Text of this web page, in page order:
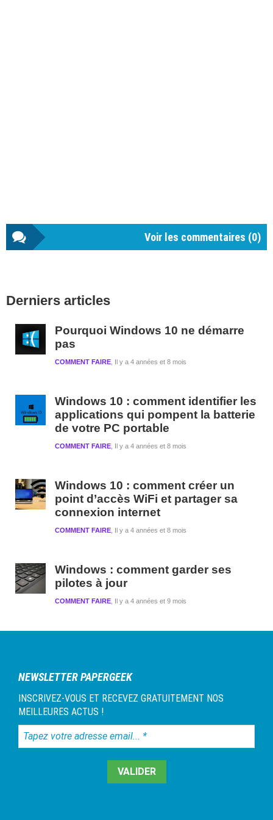
Voir les commentaires (0)
latérale
Derniers articles
Pourquoi Windows 10 ne démarre
pas
Il y a 4 années et 8 mois
COMMENT FAIRE
Windows 10 : comment identifier les
applications qui pompent la batterie
de votre PC portable
Il y a 4 années et 8 mois
COMMENT FAIRE
Windows 10 : comment créer un
point d’accès WiFi et partager sa
connexion internet
Il y a 4 années et 8 mois
COMMENT FAIRE
Windows : comment garder ses
pilotes à jour
Il y a 4 années et 9 mois
COMMENT FAIRE
NEWSLETTER PAPERGEEK
INSCRIVEZ-VOUS ET RECEVEZ GRATUITEMENT NOS
MEILLEURES ACTUS !
Tapez
votre